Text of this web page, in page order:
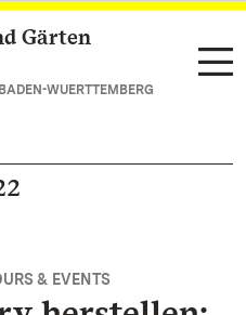
Gärten
WUERTTEMBERG
& EVENTS